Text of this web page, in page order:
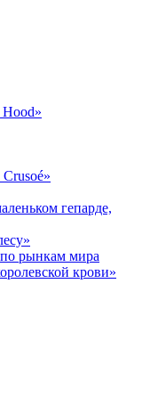
гепарде,
по рынкам мира
крови»